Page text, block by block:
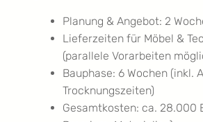
Planung & Angebot: 2
Lieferzeiten für Möbel &
(parallele Vorarbeiten
Bauphase: 6 Wochen (inkl.
Trocknungszeiten)
Gesamtkosten: ca. 28.000